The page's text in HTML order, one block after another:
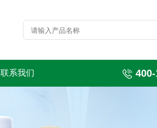
联系我们